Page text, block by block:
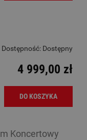
Dostępność: Dostępny
4 999,00 zł
DO KOSZYKA
Koncertowy